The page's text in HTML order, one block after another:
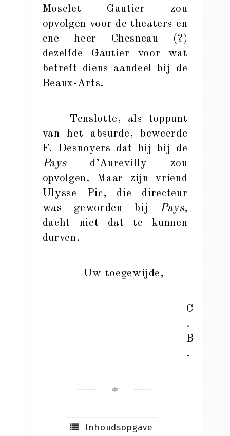
Moselet Gautier zou
opvolgen voor de theaters en
ene heer Chesneau (?)
dezelfde Gautier voor wat
betreft diens aandeel bij de
Beaux-Arts.
Tenslotte, als toppunt
van het absurde, beweerde
F. Desnoyers dat hij bij de
Pays d’Aurevilly zou
opvolgen. Maar zijn vriend
Ulysse Pic, die directeur
was geworden bij Pays,
dacht niet dat te kunnen
durven.
Uw toegewijde,
C
.
B
.
Inhoudsopgave